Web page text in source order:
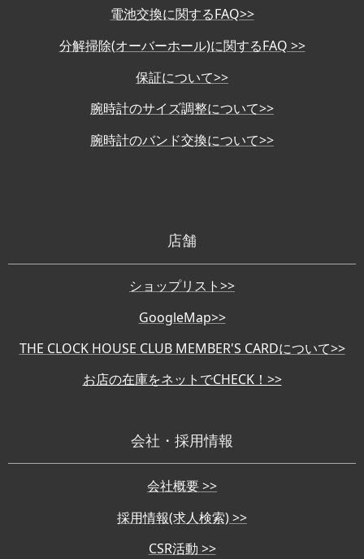
電池交換に関するFAQ>>
分解掃除(オーバーホール)に関するFAQ >>
保証について>>
腕時計のサイズ調整について>>
腕時計のバンド交換について>>
店舗
ショップリスト>>
GoogleMap>>
THE CLOCK HOUSE CLUB MEMBER'S CARDについて>>
お店の在庫をネットでCHECK！>>
会社・採用情報
会社概要 >>
採用情報(求人検索) >>
CSR活動 >>